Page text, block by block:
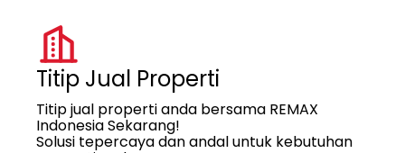
Titip Jual Properti
Titip jual properti anda bersama REMAX
Indonesia Sekarang!
Solusi tepercaya dan andal untuk kebutuhan